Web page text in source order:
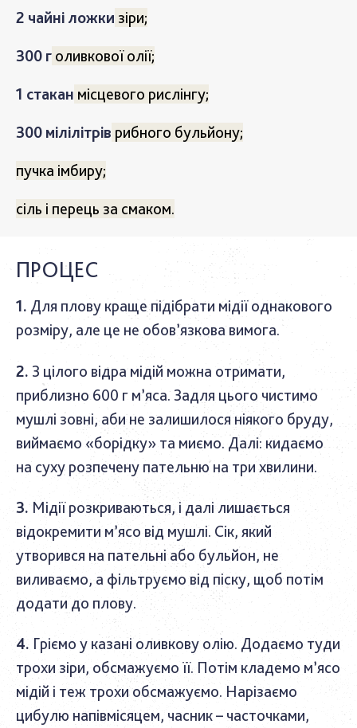
2 чайні ложки зіри;
300 г оливкової олії;
1 стакан місцевого рислінгу;
300 мілілітрів рибного бульйону;
пучка імбиру;
сіль і перець за смаком.
ПРОЦЕС
Для плову краще підібрати мідії однакового
розміру, але це не обов’язкова вимога.
З цілого відра мідій можна отримати,
приблизно 600 г м’яса. Задля цього чистимо
мушлі зовні, аби не залишилося ніякого бруду,
виймаємо «борідку» та миємо. Далі: кидаємо
на суху розпечену пательню на три хвилини.
Мідії розкриваються, і далі лишається
відокремити м’ясо від мушлі. Сік, який
утворився на пательні або бульйон, не
виливаємо, а фільтруємо від піску, щоб потім
додати до плову.
Гріємо у казані оливкову олію. Додаємо туди
трохи зіри, обсмажуємо її. Потім кладемо м’ясо
мідій і теж трохи обсмажуємо. Нарізаємо
цибулю напівмісяцем, часник – часточками,